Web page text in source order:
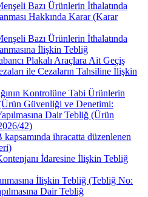
Bazı Ürünlerin İthalatında
Hakkında Karar (Karar
Bazı Ürünlerin İthalatında
İlişkin Tebliğ
Plakalı Araçlara Ait Geçiş
ile Cezaların Tahsiline İlişkin
Kontrolüne Tabi Ürünlerin
Güvenliği ve Denetimi:
Dair Tebliğ (Ürün
42)
ihracatta düzenlenen
İdaresine İlişkin Tebliğ
İlişkin Tebliğ (Tebliğ No:
Dair Tebliğ